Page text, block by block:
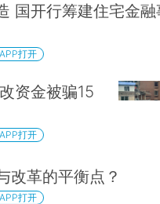
国开行筹建住宅金融
APP打开
资金被骗15
APP打开
改革的平衡点？
APP打开